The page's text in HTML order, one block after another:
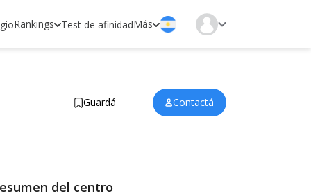
Rankings Test de afinidadMás
Guardá Contactá
del centro